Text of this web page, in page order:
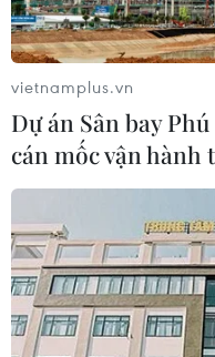
Theo dõi VietnamPlus
TIN LIÊN QUAN
vietnamplus.vn
Dự án Sân bay
cán mốc vận hành